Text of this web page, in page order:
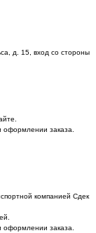
д. 15, вход со стороны
оформлении заказа.
компанией Сдек
оформлении заказа.